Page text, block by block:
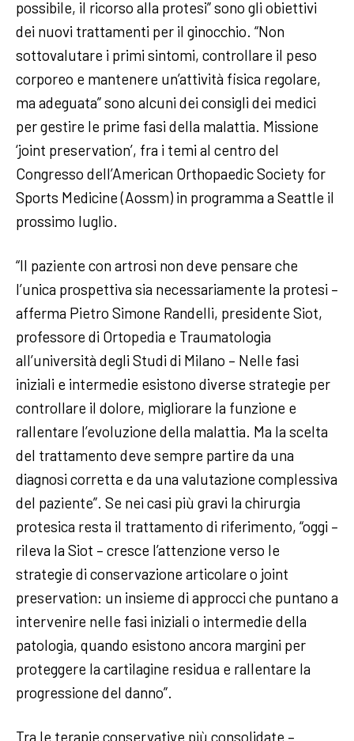
possibile, il ricorso alla protesi” sono gli obiettivi
dei nuovi trattamenti per il ginocchio. “Non
sottovalutare i primi sintomi, controllare il peso
corporeo e mantenere un’attività fisica regolare,
ma adeguata” sono alcuni dei consigli dei medici
per gestire le prime fasi della malattia. Missione
‘joint preservation’, fra i temi al centro del
Congresso dell’American Orthopaedic Society for
Sports Medicine (Aossm) in programma a Seattle il
prossimo luglio.
“Il paziente con artrosi non deve pensare che
l’unica prospettiva sia necessariamente la protesi –
afferma Pietro Simone Randelli, presidente Siot,
professore di Ortopedia e Traumatologia
all’università degli Studi di Milano – Nelle fasi
iniziali e intermedie esistono diverse strategie per
controllare il dolore, migliorare la funzione e
rallentare l’evoluzione della malattia. Ma la scelta
del trattamento deve sempre partire da una
diagnosi corretta e da una valutazione complessiva
del paziente”. Se nei casi più gravi la chirurgia
protesica resta il trattamento di riferimento, “oggi –
rileva la Siot – cresce l’attenzione verso le
strategie di conservazione articolare o joint
preservation: un insieme di approcci che puntano a
intervenire nelle fasi iniziali o intermedie della
patologia, quando esistono ancora margini per
proteggere la cartilagine residua e rallentare la
progressione del danno”.
Tra le terapie conservative più consolidate –